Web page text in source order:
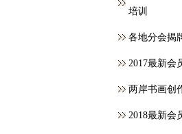
培训
各地分会揭
2017最新会
两岸书画创
2018最新会